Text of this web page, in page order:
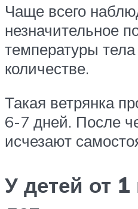
Чаще всего
незначительное
температуры
количестве.
Такая ветрянка
6-7 дней. После
исчезают
У детей от 1